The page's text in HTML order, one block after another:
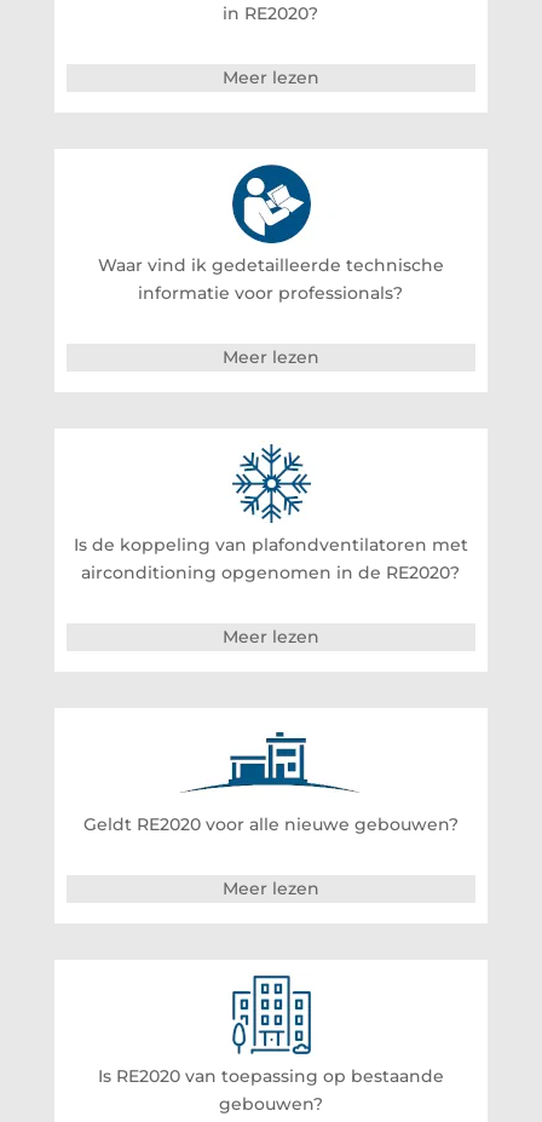
in RE2020?
Meer lezen
Waar vind ik gedetailleerde technische
informatie voor professionals?
Meer lezen
Is de koppeling van plafondventilatoren met
airconditioning opgenomen in de RE2020?
Meer lezen
Geldt RE2020 voor alle nieuwe gebouwen?
Meer lezen
Is RE2020 van toepassing op bestaande
gebouwen?